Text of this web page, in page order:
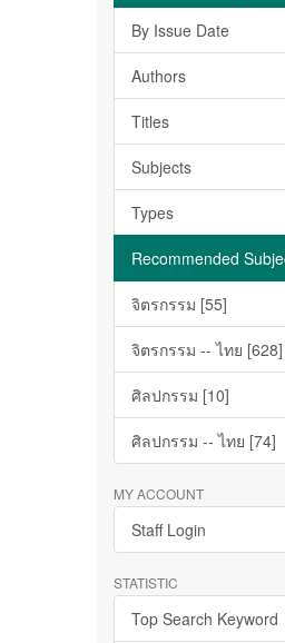
By Issue Date
Authors
Titles
Subjects
Types
Recommended
จิตรกรรม [55]
จิตรกรรม -- ไทย [628]
ศิลปกรรม [10]
ศิลปกรรม -- ไทย [74]
MY ACCOUNT
Staff Login
STATISTIC
Top Search Keyword